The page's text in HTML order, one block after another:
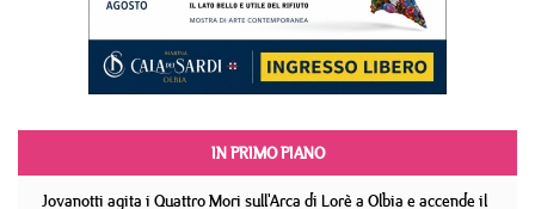
IN PRIMO PIANO
Jovanotti agita i Quattro Mori sull'Arca di Lorè a Olbia e accende il